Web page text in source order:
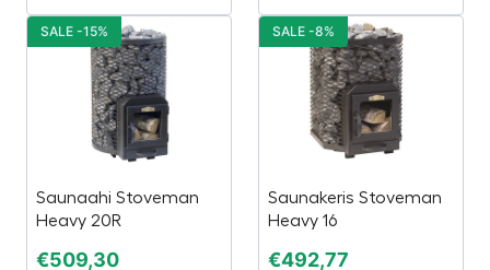
Saunaahi Stoveman
Heavy 20R
€509,30
SALE -15%
Saunakeris Stoveman
Heavy 16
€492,77
SALE -8%